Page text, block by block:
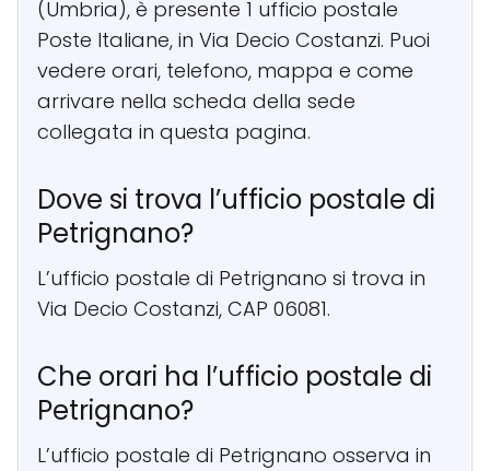
(Umbria), è presente 1 ufficio postale
Poste Italiane, in Via Decio Costanzi. Puoi
vedere orari, telefono, mappa e come
arrivare nella scheda della sede
collegata in questa pagina.
Dove si trova l’ufficio postale di
Petrignano?
L’ufficio postale di Petrignano si trova in
Via Decio Costanzi, CAP 06081.
Che orari ha l’ufficio postale di
Petrignano?
L’ufficio postale di Petrignano osserva in